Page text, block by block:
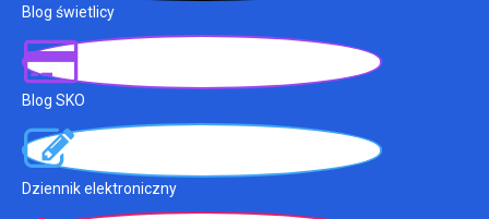
Blog świetlicy
Blog SKO
Dziennik elektroniczny